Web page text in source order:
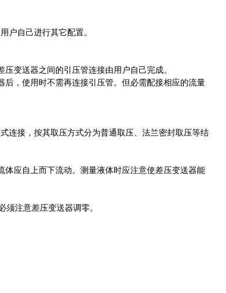
户自己进行其它配置。
变送器之间的引压管连接由用户自己完成。
，使用时不需再连接引压管。但必需配接相应的流量
连接，按其取压方式分为普通取压、法兰密封取压等结
应自上而下流动。测量液体时应注意使差压变送器能
注意差压变送器调零。